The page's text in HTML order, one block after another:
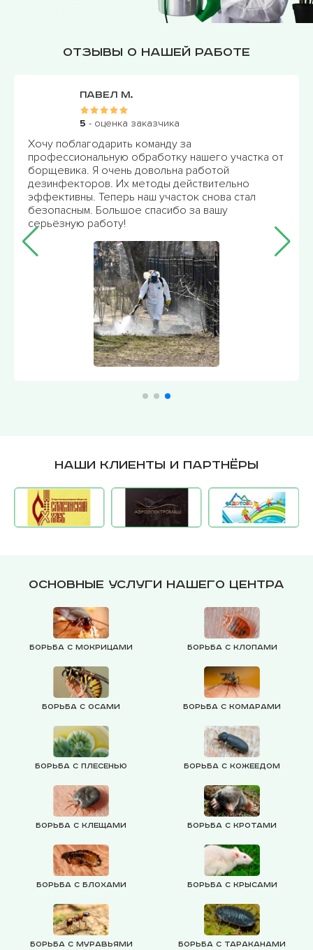
Отзывы о нашей работе
участка от
снова стал
вашу
5
Очень благодарен команде
профессиональную обработку
насекомых. Теперь я могу спокойно
наслаждаться дачей без угрозы
отметить высокое качество работы
дезинфекторов. Менеджер
связи и готов ответить на любые
Наши клиенты и партнёры
Основные услуги нашего центра
Борьба с мокрицами Борьба с клопами
Борьба с осами Борьба с комарами
Борьба с плесенью Борьба с кожеедом
Борьба с клещами Борьба с кротами
Борьба с блохами Борьба с крысами
Борьба с муравьями Борьба с тараканами